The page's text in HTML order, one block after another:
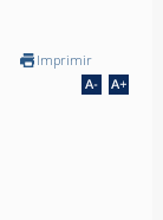
Imprimir